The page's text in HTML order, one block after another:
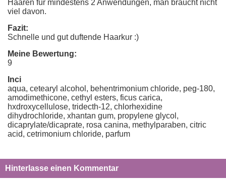
Haaren für mindestens 2 Anwendungen, man braucht nicht
viel davon.
Fazit:
Schnelle und gut duftende Haarkur :)
Meine Bewertung:
9
Inci
aqua, cetearyl alcohol, behentrimonium chloride, peg-180,
amodimethicone, cethyl esters, ficus carica,
hxdroxycellulose, tridecth-12, chlorhexidine
dihydrochloride, xhantan gum, propylene glycol,
dicaprylate/dicaprate, rosa canina, methylparaben, citric
acid, cetrimonium chloride, parfum
Hinterlasse einen Kommentar